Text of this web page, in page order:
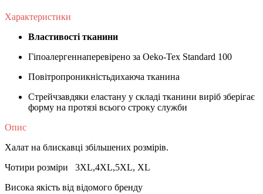
Характеристики
Властивості тканини
Гіпоалергеннаперевірено за Oeko-Tex Standard 100
Повітропроникністьдихаюча тканина
Стрейчзавдяки еластану у складі тканини виріб зберігає
форму на протязі всього строку служби
Опис
Халат на блискавці збільшених розмірів.
Чотири розміри 3XL,4XL,5XL, XL
Висока якість від відомого бренду